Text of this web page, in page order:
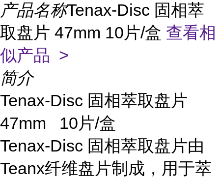
产品名称Tenax-Disc 固相萃
取盘片 47mm 10片/盒 查看相
似产品 >
简介
Tenax-Disc 固相萃取盘片
47mm 10片/盒
Tenax-Disc 固相萃取盘片由
Teanx纤维盘片制成，用于萃